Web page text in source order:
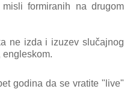
formiranih na drugom
ne izda i izuzev slučajnog
engleskom.
godina da se vratite "live"